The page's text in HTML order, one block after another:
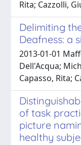
Rita; Cazzolli,
Delimiting
Deafness: a
2013-01-01
Dell'Acqua;
Capasso, Rita;
of task
picture
healthy